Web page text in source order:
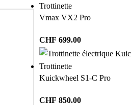
Trottinette
Vmax VX2 Pro
CHF 699.00
Trottinette
Kuickwheel S1-C Pro
CHF 850.00